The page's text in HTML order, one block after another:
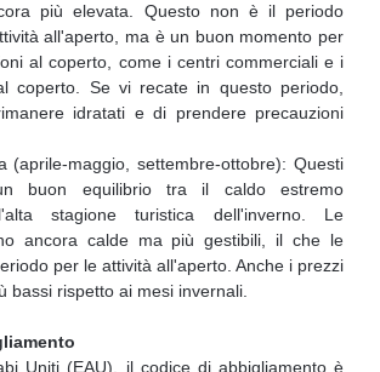
più elevata. Questo non è il periodo
all'aperto, ma è un buon momento per
al coperto, come i centri commerciali e i
coperto. Se vi recate in questo periodo,
idratati e di prendere precauzioni
(aprile-maggio, settembre-ottobre): Questi
buon equilibrio tra il caldo estremo
stagione turistica dell'inverno. Le
ancora calde ma più gestibili, il che le
per le attività all'aperto. Anche i prezzi
bassi rispetto ai mesi invernali.
Uniti (EAU), il codice di abbigliamento è